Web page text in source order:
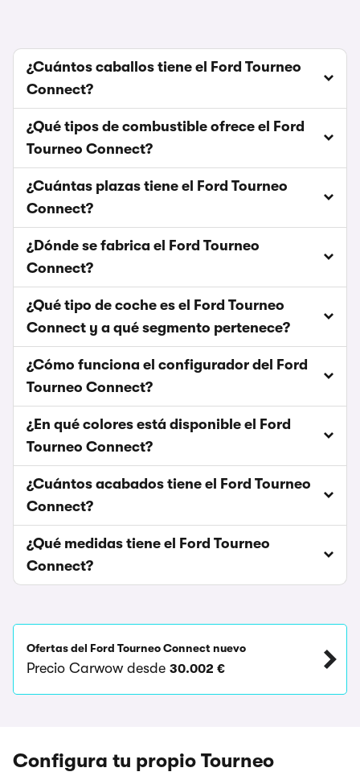
¿Cuántos caballos tiene el Ford Tourneo
Connect?
¿Qué tipos de combustible ofrece el Ford
Tourneo Connect?
¿Cuántas plazas tiene el Ford Tourneo
Connect?
¿Dónde se fabrica el Ford Tourneo
Connect?
¿Qué tipo de coche es el Ford Tourneo
Connect y a qué segmento pertenece?
¿Cómo funciona el configurador del Ford
Tourneo Connect?
¿En qué colores está disponible el Ford
Tourneo Connect?
¿Cuántos acabados tiene el Ford Tourneo
Connect?
¿Qué medidas tiene el Ford Tourneo
Connect?
Ofertas del Ford Tourneo Connect nuevo
Precio Carwow desde 30.002 €
Configura tu propio Tourneo